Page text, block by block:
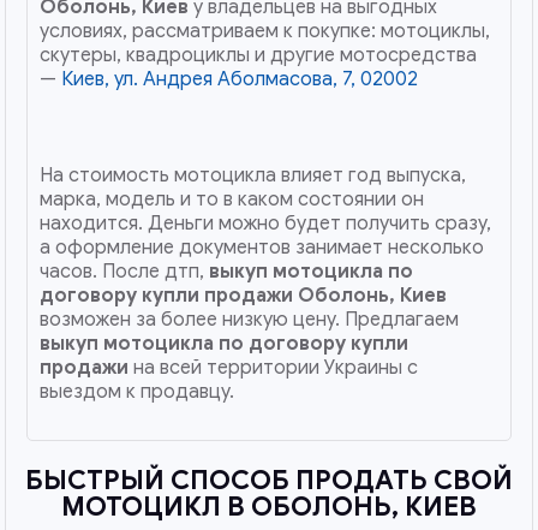
Оболонь, Киеву владельцев на выгодных
условиях, рассматриваем к покупке: мотоциклы,
скутеры, квадроциклы и другие мотосредства
— Киев, ул. Андрея Аболмасова, 7, 02002
На стоимость мотоцикла влияет год выпуска,
марка, модель и то в каком состоянии он
находится. Деньги можно будет получить сразу,
а оформление документов занимает несколько
часов. После дтп, выкуп мотоцикла по
договору купли продажи Оболонь, Киев
возможен за более низкую цену. Предлагаем
выкуп мотоцикла по договору купли
продажи на всей территории Украины с
выездом к продавцу.
БЫСТРЫЙ СПОСОБ ПРОДАТЬ СВОЙ
МОТОЦИКЛ В ОБОЛОНЬ, КИЕВ